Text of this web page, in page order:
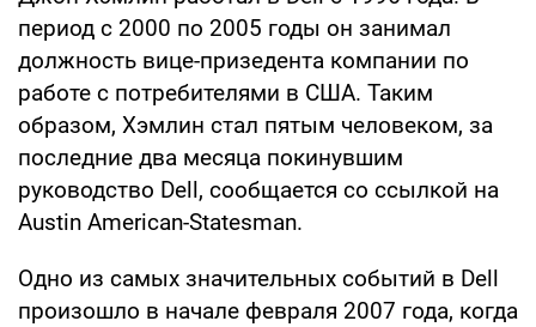
период с 2000 по 2005 годы он занимал
должность вице-призедента компании по
работе с потребителями в США. Таким
образом, Хэмлин стал пятым человеком, за
последние два месяца покинувшим
руководство Dell, сообщается со ссылкой на
Austin American-Statesman.
Одно из самых значительных событий в Dell
произошло в начале февраля 2007 года, когда